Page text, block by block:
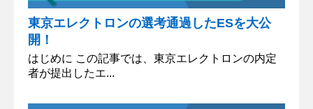
東京エレクトロンの選考通過したESを大公
開！
はじめに この記事では、東京エレクトロンの内定
者が提出したエ...